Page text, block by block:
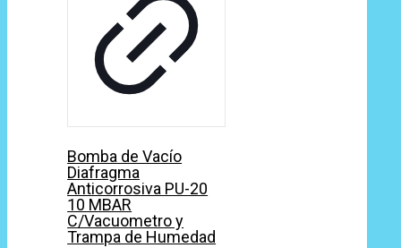
Bomba de Vacío
Diafragma
Anticorrosiva PU-20
10 MBAR
C/Vacuometro y
Trampa de Humedad